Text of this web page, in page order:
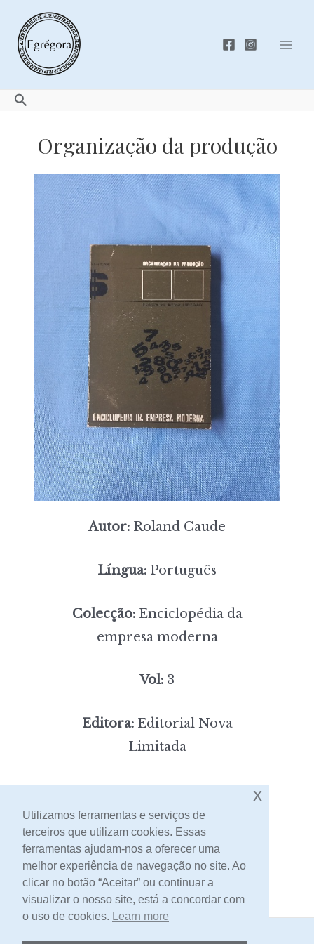
content
Search
Organização da produção
Autor: Roland Caude
Língua: Português
Colecção:Enciclopédia da
empresa moderna
Vol: 3
Editora:Editorial Nova
Limitada
[portes incluídos]
Contacto
Utilizamos ferramentas e serviços de
terceiros que utilizam cookies. Essas
ferramentas ajudam-nos a oferecer uma
melhor experiência de navegação no site. Ao
clicar no botão “Aceitar” ou continuar a
visualizar o nosso site, está a concordar com
o uso de cookies. Learn more
x